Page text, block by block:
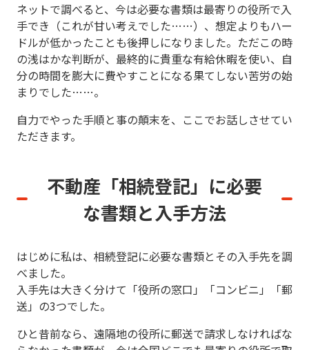
ネットで調べると、今は必要な書類は最寄りの役所で入
手でき（これが甘い考えでした……）、想定よりもハー
ドルが低かったことも後押しになりました。ただこの時
の浅はかな判断が、最終的に貴重な有給休暇を使い、自
分の時間を膨大に費やすことになる果てしない苦労の始
まりでした……。
自力でやった手順と事の顛末を、ここでお話しさせてい
ただきます。
不動産「相続登記」に必要
な書類と入手方法
はじめに私は、相続登記に必要な書類とその入手先を調
べました。
入手先は大きく分けて「役所の窓口」「コンビニ」「郵
送」の3つでした。
ひと昔前なら、遠隔地の役所に郵送で請求しなければな